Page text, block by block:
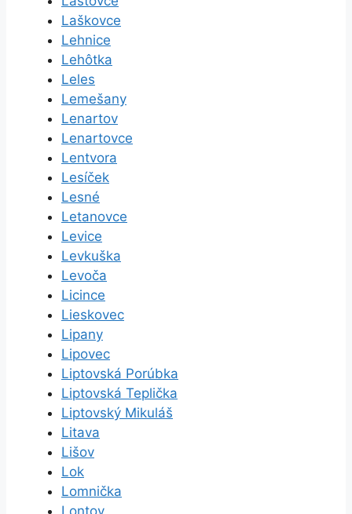
Laškovce
Lehnice
Lehôtka
Leles
Lemešany
Lenartov
Lenartovce
Lentvora
Lesíček
Lesné
Letanovce
Levice
Levkuška
Levoča
Licince
Lieskovec
Lipany
Lipovec
Liptovská Porúbka
Liptovská Teplička
Liptovský Mikuláš
Litava
Lišov
Lok
Lomnička